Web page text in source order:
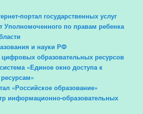
портал государственных услуг
Уполномоченного по правам ребенка
и науки РФ
образовательных ресурсов
«Единое окно доступа к
«Российское образование»
информационно-образовательных